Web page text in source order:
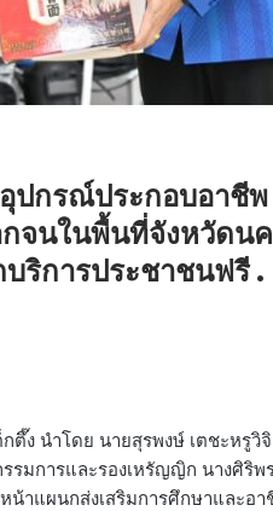
กรณ์ประกอบอาชีพ
จนในพื้นที่จังหวัดน
ริการประชาชนฟรี .
ง นำโดย นายสุรพงษ์ เตชะหรูวิ
มการและรองเหรัญญิก นางศิริพ
าแผนกส่งเสริมการศึกษาและอ